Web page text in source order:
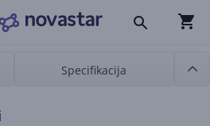
Specifikacija